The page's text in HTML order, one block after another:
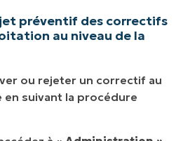
préventif des correctifs
au niveau de la
ou rejeter un correctif au
en suivant la procédure